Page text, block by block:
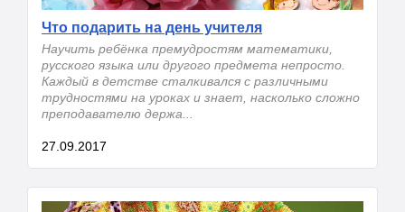
Что подарить на день учителя
Научить ребёнка премудростям математики,
русского языка или другого предмета непросто.
Каждый в детстве сталкивался с различными
трудностями на уроках и знает, насколько сложно
преподавателю держа...
27.09.2017